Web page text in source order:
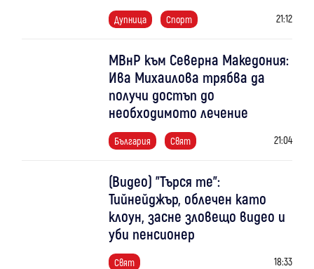
Дупница Спорт 21:12
МВнР към Северна Македония:
Ива Михаилова трябва да
получи достъп до
необходимото лечение
България Свят 21:04
(Видео) "Търся те":
Тийнейджър, облечен като
клоун, засне зловещо видео и
уби пенсионер
Свят 18:33